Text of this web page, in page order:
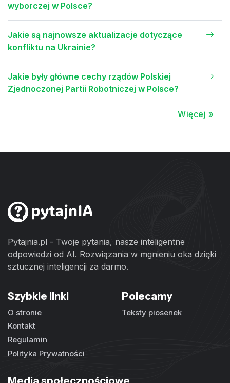
wyborczej w Polsce?
Jakie są najnowsze aktualizacje dotyczące
konfliktu na Ukrainie?
Jakie były główne cechy rządów Polskiej
Zjednoczonej Partii Robotniczej w Polsce?
Więcej »
Pytajnia.pl - Twoje pytania, nasze inteligentne
odpowiedzi od AI. Rozwiązania w mgnieniu oka dzięki
sztucznej inteligencji za darmo.
Szybkie linki
O stronie
Kontakt
Regulamin
Polityka Prywatności
Polecamy
Teksty piosenek